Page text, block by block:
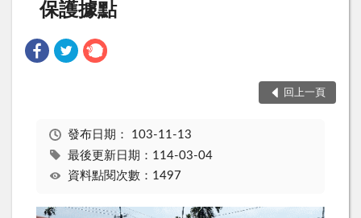
保護據點
回上一頁
發布日期： 103-11-13
最後更新日期：114-03-04
資料點閱次數：1497